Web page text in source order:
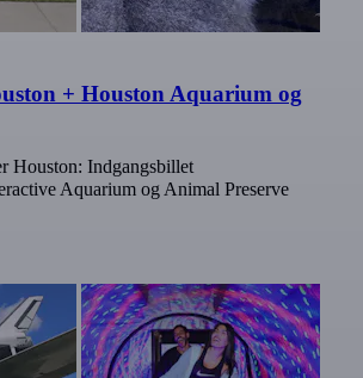
+ Houston Aquarium og
Houston: Indgangsbillet
Aquarium og Animal Preserve